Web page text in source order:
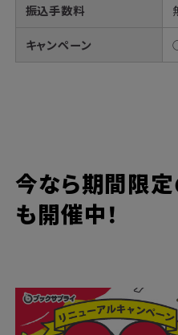
振込手数料
キャンペーン
今なら期間限
も開催中！